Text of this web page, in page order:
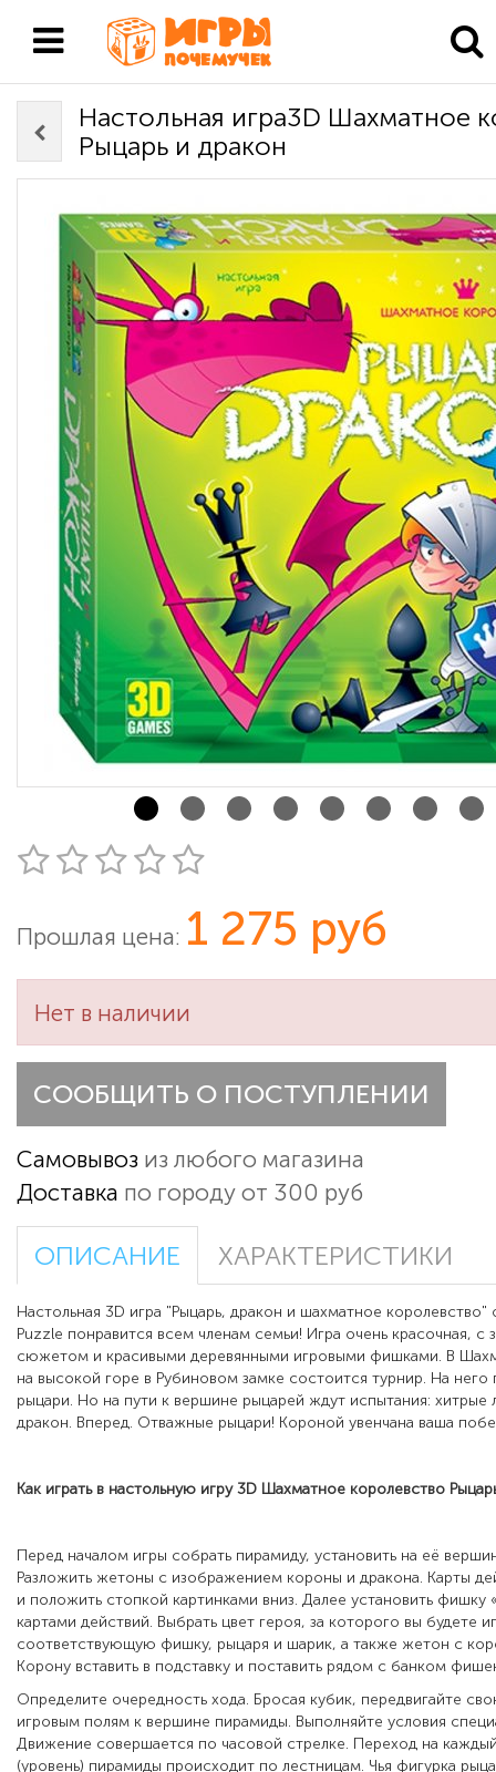
Настольная игра3D Шахматное
Рыцарь и дракон
Прошлая цена: 1 275 руб
Нет в наличии
СООБЩИТЬ О ПОСТУПЛЕНИИ
Самовывоз из любого магазина
Доставка по городу от 300 руб
ОПИСАНИЕ ХАРАКТЕРИСТИКИ
Настольная 3D игра "Рыцарь, дракон и шахматное королевство"
Puzzle понравится всем членам семьи! Игра очень красочная, с
сюжетом и красивыми деревянными игровыми фишками. В
на высокой горе в Рубиновом замке состоится турнир. На него
рыцари. Но на пути к вершине рыцарей ждут испытания: хитрые
дракон. Вперед. Отважные рыцари! Короной увенчана ваша
Как играть в настольную игру3D Шахматное королевство
Перед началом игры собрать пирамиду, установить на её
Разложить жетоны с изображением короны и дракона. Карты
и положить стопкой картинками вниз. Далее установить фишку
картами действий. Выбрать цвет героя, за которого вы будете
соответствующую фишку, рыцаря и шарик, а также жетон с
Корону вставить в подставку и поставить рядом с банком
Определите очередность хода. Бросая кубик, передвигайте
игровым полям к вершине пирамиды. Выполняйте условия
Движение совершается по часовой стрелке. Переход на
(уровень) пирамиды происходит по лестницам. Чья фигурка